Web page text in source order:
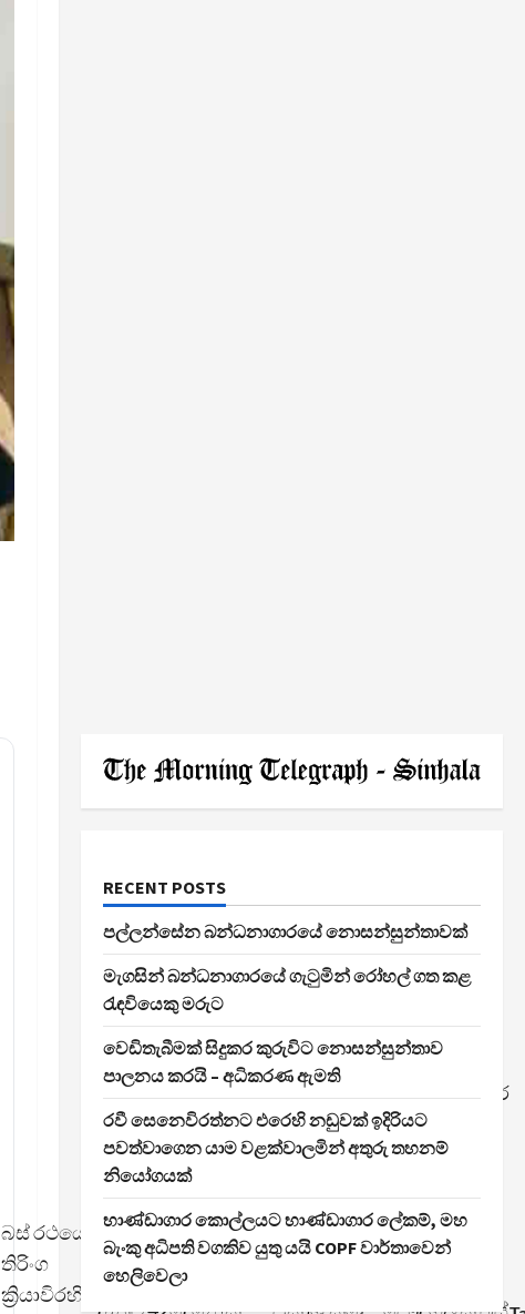
බස් රථයේ
තිරිංග
ක්‍රියාවිරහිත
අනතුරින් බස් රථයේ
රියැදුරා,
කොන්දොස්තරවරයා
දියතලාව
මූලික
වැඩබලන
රෝහල්
එමෙන්ම මාතර
– තලල්ල
මාර්ගයේ
මාවත
ප්‍රදේශයේදී ද
RECENT POSTS
පල්ලන්සේන බන්ධනාගාරයේ නොසන්සුන්තාවක්
මැගසින් බන්ධනාගාරයේ ගැටුමින් රෝහල් ගත කළ
රැඳවියෙකු මරුට
වෙඩිතැබීමක් සිදුකර කුරුවිට නොසන්සුන්තාව
පාලනය කරයි – අධිකරණ ඇමති
රවී සෙනෙවිරත්නට එරෙහි නඩුවක් ඉදිරියට
පවත්වාගෙන යාම වළක්වාලමින් අතුරු තහනම්
නියෝගයක්
භාණ්ඩාගාර කොල්ලයට භාණ්ඩාගාර ලේකම්, මහ
බැංකු අධිපති වගකිව යුතු යයි COPF වාර්තාවෙන්
හෙලිවෙලා